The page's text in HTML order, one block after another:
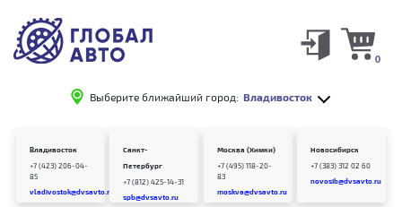
Выберите ближайший город: Владивосток
0
Владивосток
+7 (423) 206-04-
85
vladivostok@dvsavto.ru
Санкт-
Петербург
+7 (812) 425-14-31
spb@dvsavto.ru
Москва (Химки)
+7 (495) 118-20-
83
moskva@dvsavto.ru
Новосибирск
+7 (383) 312 02 60
novosib@dvsavto.ru